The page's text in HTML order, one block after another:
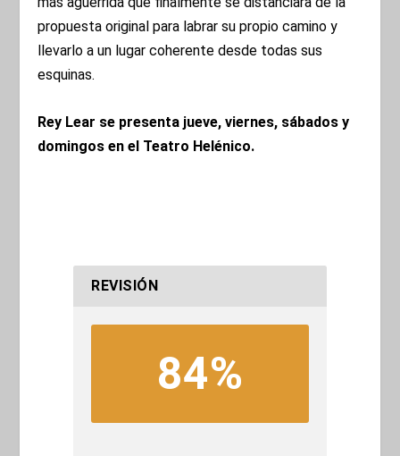
propuesta original para labrar su propio camino y
llevarlo a un lugar coherente desde todas sus
esquinas.
Rey Lear se presenta jueve, viernes, sábados y
domingos en el Teatro Helénico.
REVISIÓN
84%